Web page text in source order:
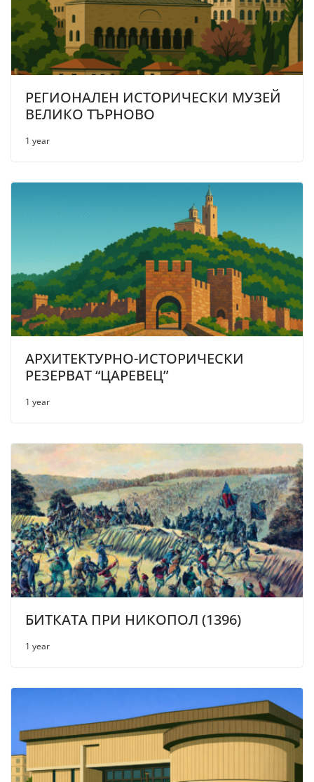
РЕГИОНАЛЕН ИСТОРИЧЕСКИ МУЗЕЙ
ВЕЛИКО ТЪРНОВО
1 year
АРХИТЕКТУРНО-ИСТОРИЧЕСКИ
РЕЗЕРВАТ “ЦАРЕВЕЦ”
1 year
БИТКАТА ПРИ НИКОПОЛ (1396)
1 year